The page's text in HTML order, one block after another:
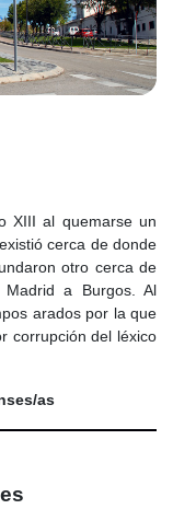
XIII al quemarse un
cerca de donde
otro cerca de
a Burgos. Al
arados por la que
corrupción del léxico
as